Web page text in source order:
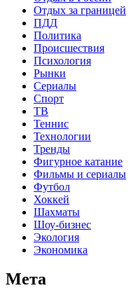
Отдых за границей
ПДД
Политика
Происшествия
Психология
Рынки
Сериалы
Спорт
ТВ
Теннис
Технологии
Тренды
Фигурное катание
Фильмы и сериалы
Футбол
Хоккей
Шахматы
Шоу-бизнес
Экология
Экономика
Мета